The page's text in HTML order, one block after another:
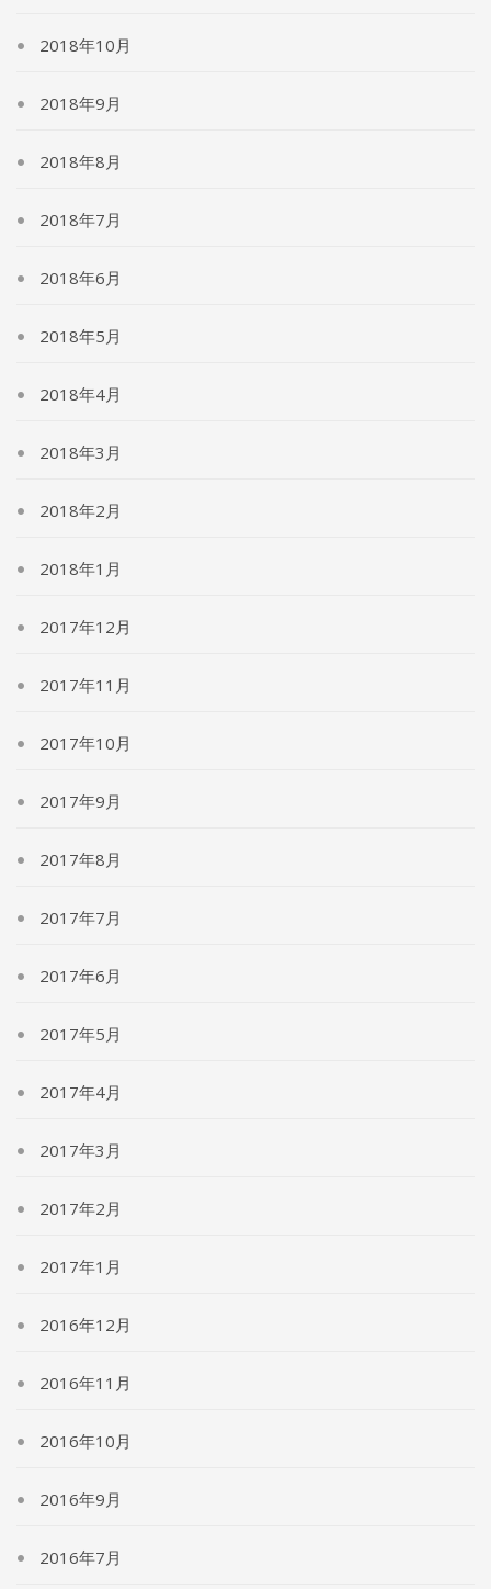
2018年10月
2018年9月
2018年8月
2018年7月
2018年6月
2018年5月
2018年4月
2018年3月
2018年2月
2018年1月
2017年12月
2017年11月
2017年10月
2017年9月
2017年8月
2017年7月
2017年6月
2017年5月
2017年4月
2017年3月
2017年2月
2017年1月
2016年12月
2016年11月
2016年10月
2016年9月
2016年7月